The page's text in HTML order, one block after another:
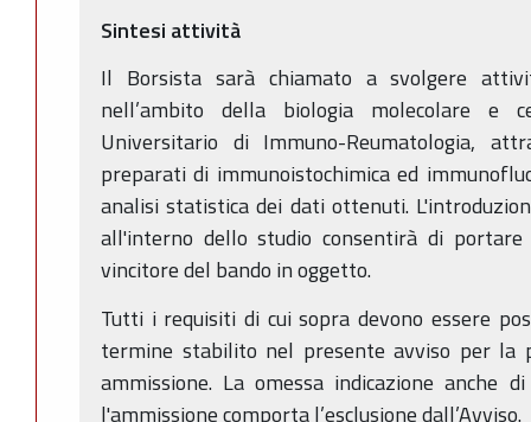
Sintesi attività
Il Borsista sarà chiamato a svolgere
nell’ambito della biologia molecolare e
Universitario di Immuno-Reumatologia,
preparati di immunoistochimica ed
analisi statistica dei dati ottenuti.
all'interno dello studio consentirà di
vincitore del bando in oggetto.
Tutti i requisiti di cui sopra devono essere
termine stabilito nel presente avviso per la
ammissione. La omessa indicazione anche
l'ammissione comporta l’esclusione dall’Avviso.